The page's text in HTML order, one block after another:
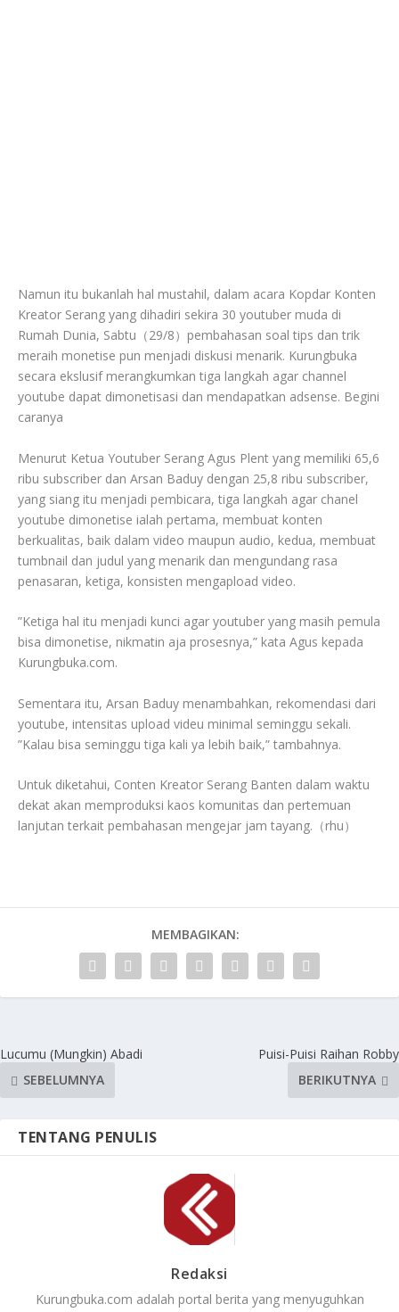
Namun itu bukanlah hal mustahil, dalam acara Kopdar Konten
Kreator Serang yang dihadiri sekira 30 youtuber muda di
Rumah Dunia, Sabtu（29/8）pembahasan soal tips dan trik
meraih monetise pun menjadi diskusi menarik. Kurungbuka
secara ekslusif merangkumkan tiga langkah agar channel
youtube dapat dimonetisasi dan mendapatkan adsense. Begini
caranya
Menurut Ketua Youtuber Serang Agus Plent yang memiliki 65,6
ribu subscriber dan Arsan Baduy dengan 25,8 ribu subscriber,
yang siang itu menjadi pembicara, tiga langkah agar chanel
youtube dimonetise ialah pertama, membuat konten
berkualitas, baik dalam video maupun audio, kedua, membuat
tumbnail dan judul yang menarik dan mengundang rasa
penasaran, ketiga, konsisten mengapload video.
”Ketiga hal itu menjadi kunci agar youtuber yang masih pemula
bisa dimonetise, nikmatin aja prosesnya,” kata Agus kepada
Kurungbuka.com.
Sementara itu, Arsan Baduy menambahkan, rekomendasi dari
youtube, intensitas upload videu minimal seminggu sekali.
”Kalau bisa seminggu tiga kali ya lebih baik,” tambahnya.
Untuk diketahui, Conten Kreator Serang Banten dalam waktu
dekat akan memproduksi kaos komunitas dan pertemuan
lanjutan terkait pembahasan mengejar jam tayang.（rhu）
MEMBAGIKAN:
Lucumu (Mungkin) Abadi
SEBELUMNYA
Puisi-Puisi Raihan Robby
BERIKUTNYA
TENTANG PENULIS
Redaksi
Kurungbuka.com adalah portal berita yang menyuguhkan